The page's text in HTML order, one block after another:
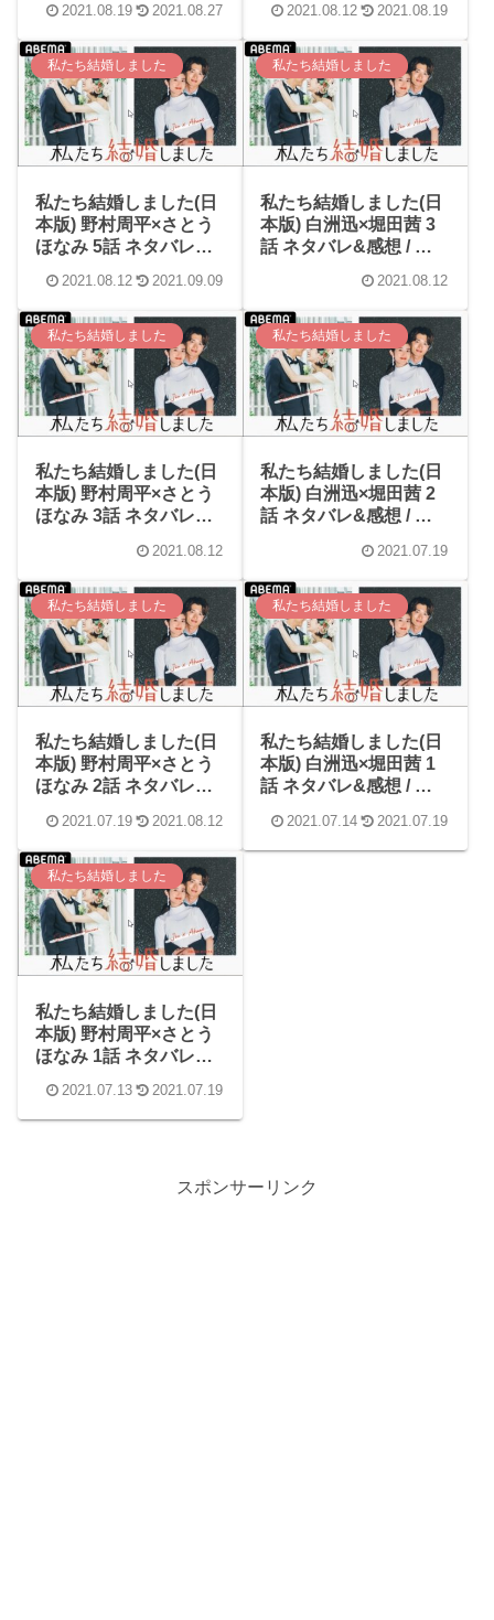
イチャが止まらない！
ボディタッチ多いー！
「愛しかない」( ﾟДﾟ)
2021.08.19 2021.08.27
けどカッコ良かった白
洲迅！好感度上がりま
くり！！
2021.08.12 2021.08.19
私たち結婚しました
私たち結婚しました(日
本版) 野村周平×さとう
ほなみ 5話 ネタバレ&
り合う2人！安定夫婦に
なってます。
2021.08.12 2021.09.09
私たち結婚しました
私たち結婚しました(日
本版) 白洲迅×堀田茜 3
話 ネタバレ&感想 / 懲
白洲迅。でもやっとい
い感じになってき
た！！
2021.08.12
私たち結婚しました
私たち結婚しました(日
本版) 野村周平×さとう
ほなみ 3話 ネタバレ&
そうすぎる。寝るシー
ンはこれ見ちゃって大
丈夫？っていうイチャ
イチャぶり(≧∇≦)
2021.08.12
私たち結婚しました
私たち結婚しました(日
本版) 白洲迅×堀田茜 2
話 ネタバレ&感想 / ラ
の白洲迅(;’∀’)お見合い
結婚風な2人。
2021.07.19
私たち結婚しました
私たち結婚しました(日
本版) 野村周平×さとう
ほなみ 2話 ネタバレ&
好きになる確率100%！
好き！
2021.07.19 2021.08.12
私たち結婚しました
私たち結婚しました(日
本版) 白洲迅×堀田茜 1
話 ネタバレ&感想 / 白
ぎたw指輪にラーメン
を刻む男。
2021.07.14 2021.07.19
私たち結婚しました
私たち結婚しました(日
本版) 野村周平×さとう
ほなみ 1話 ネタバレ&
ちゃイイ男だった！イ
メージと違ったー好感
2021.07.13 2021.07.19
スポンサーリンク